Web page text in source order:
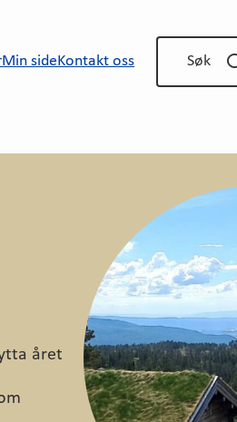
Min sideKontakt oss Søk
året